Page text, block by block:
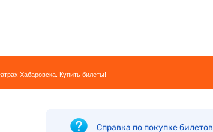
Хабаровска. Купить билеты!
Справка по покупке билетов